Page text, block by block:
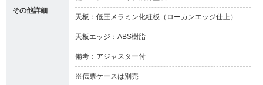
その他詳細
天板：低圧メラミン化粧板（ローカンエッジ仕上）
天板エッジ：ABS樹脂
備考：アジャスター付
※伝票ケースは別売